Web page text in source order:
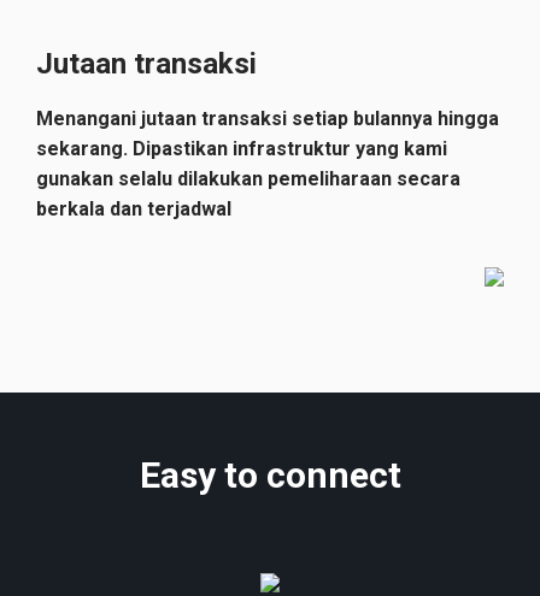
Jutaan transaksi
Menangani jutaan transaksi setiap bulannya hingga
sekarang. Dipastikan infrastruktur yang kami
gunakan selalu dilakukan pemeliharaan secara
berkala dan terjadwal
Easy to connect